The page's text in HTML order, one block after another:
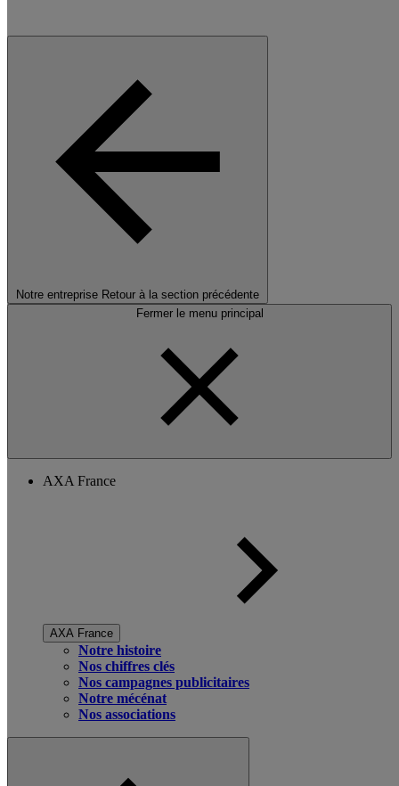
Notre entreprise Retour à la section précédente
Fermer le menu principal
AXA France
AXA France
Notre histoire
Nos chiffres clés
Nos campagnes publicitaires
Notre mécénat
Nos associations